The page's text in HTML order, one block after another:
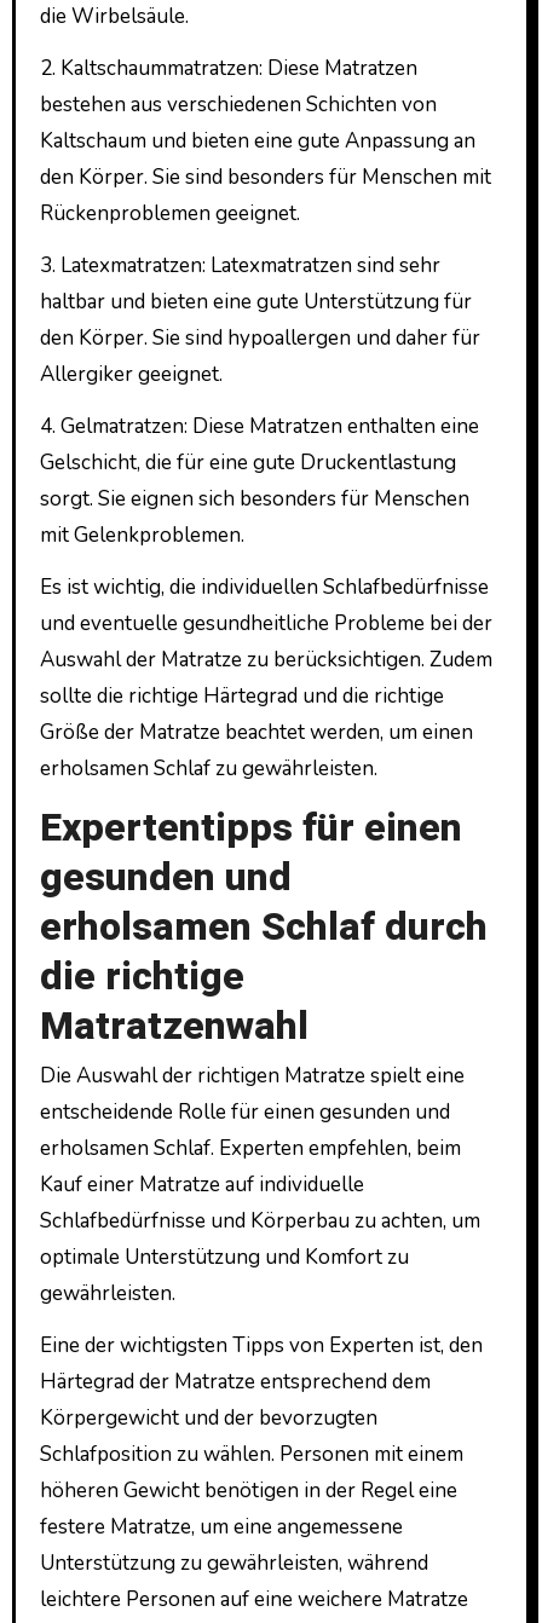
die Wirbelsäule.
2. Kaltschaummatratzen: Diese Matratzen
bestehen aus verschiedenen Schichten von
Kaltschaum und bieten eine gute Anpassung an
den Körper. Sie sind besonders für Menschen mit
Rückenproblemen geeignet.
3. Latexmatratzen: Latexmatratzen sind sehr
haltbar und bieten eine gute Unterstützung für
den Körper. Sie sind hypoallergen und daher für
Allergiker geeignet.
4. Gelmatratzen: Diese Matratzen enthalten eine
Gelschicht, die für eine gute Druckentlastung
sorgt. Sie eignen sich besonders für Menschen
mit Gelenkproblemen.
Es ist wichtig, die individuellen Schlafbedürfnisse
und eventuelle gesundheitliche Probleme bei der
Auswahl der Matratze zu berücksichtigen. Zudem
sollte die richtige Härtegrad und die richtige
Größe der Matratze beachtet werden, um einen
erholsamen Schlaf zu gewährleisten.
Expertentipps für einen
gesunden und
erholsamen Schlaf durch
die richtige
Matratzenwahl
Die Auswahl der richtigen Matratze spielt eine
entscheidende Rolle für einen gesunden und
erholsamen Schlaf. Experten empfehlen, beim
Kauf einer Matratze auf individuelle
Schlafbedürfnisse und Körperbau zu achten, um
optimale Unterstützung und Komfort zu
gewährleisten.
Eine der wichtigsten Tipps von Experten ist, den
Härtegrad der Matratze entsprechend dem
Körpergewicht und der bevorzugten
Schlafposition zu wählen. Personen mit einem
höheren Gewicht benötigen in der Regel eine
festere Matratze, um eine angemessene
Unterstützung zu gewährleisten, während
leichtere Personen auf eine weichere Matratze